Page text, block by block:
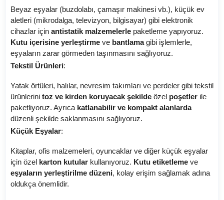
Beyaz eşyalar (buzdolabı, çamaşır makinesi vb.), küçük ev
aletleri (mikrodalga, televizyon, bilgisayar) gibi elektronik
cihazlar için antistatik malzemelerle paketleme yapıyoruz.
Kutu içerisine yerleştirme ve bantlamagibi işlemlerle,
eşyaların zarar görmeden taşınmasını sağlıyoruz.
Tekstil Ürünleri:
Yatak örtüleri, halılar, nevresim takımları ve perdeler gibi tekstil
ürünlerini toz ve kirden koruyacak şekilde özel poşetler ile
paketliyoruz. Ayrıca katlanabilir ve kompakt alanlarda
düzenli şekilde saklanmasını sağlıyoruz.
Küçük Eşyalar:
Kitaplar, ofis malzemeleri, oyuncaklar ve diğer küçük eşyalar
için özel karton kutular kullanıyoruz. Kutu etiketleme ve
eşyaların yerleştirilme düzeni, kolay erişim sağlamak adına
oldukça önemlidir.